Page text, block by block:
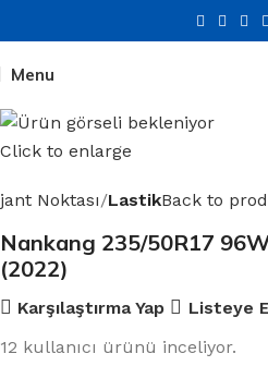
Menu
Click to enlarge
jant Noktası LastikBack to
Nankang 235/50R17
(2022)
Karşılaştırma Yap
Listeye
12 kullanıcı ürünü inceliyor.